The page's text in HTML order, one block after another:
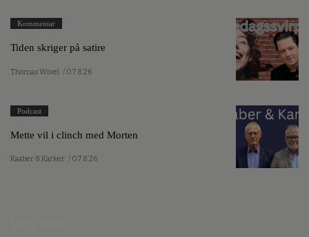
Kommentar
Tiden skriger på satire
Thomas Wivel / 07.8.26
Podcast
Mette vil i clinch med Morten
Kaaber & Karker / 07.8.26